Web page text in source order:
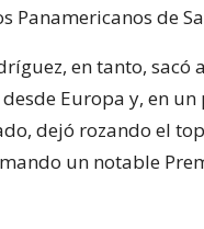
Panamericanos de
en tanto, sacó
Europa y, en
dejó rozando el
un notable